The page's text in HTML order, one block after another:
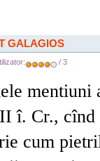
GALAGIOS
/ 3
mentiuni
î. Cr., cînd
cum